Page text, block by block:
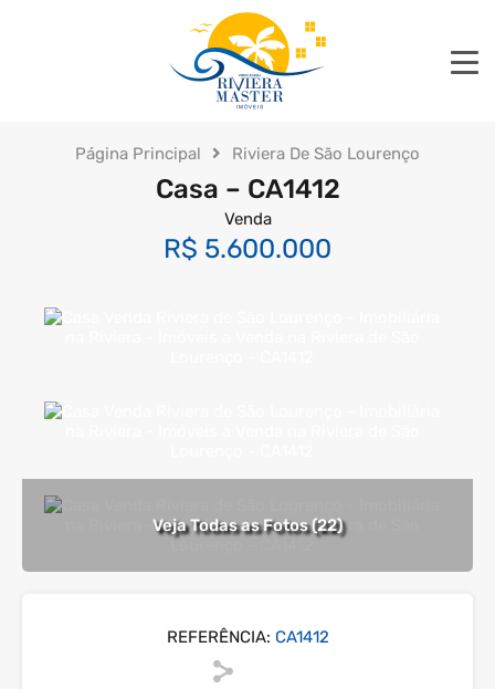
Página Principal Riviera De São Lourenço
Casa – CA1412
Venda
R$ 5.600.000
Veja Todas as Fotos (22)
REFERÊNCIA: CA1412